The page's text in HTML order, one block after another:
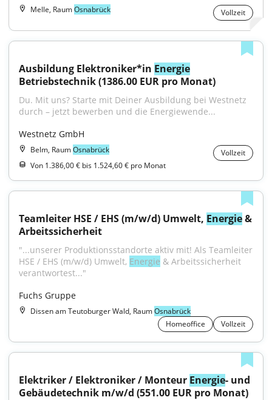
Melle, RaumOsnabrück Vollzeit
Ausbildung Elektroniker*in Energie
Betriebstechnik (1386.00 EUR pro Monat)
Du. Mit uns? Starte mit Deiner Ausbildung bei Westnetz
durch – jetzt bewerben und die Energiewende...
Westnetz GmbH
Belm, RaumOsnabrück
Vollzeit
Von 1.386,00 € bis 1.524,60 € pro Monat
Teamleiter HSE / EHS (m/w/d) Umwelt, Energie &
Arbeitssicherheit
"...unserer Produktionsstandorte aktiv mit! Als Teamleiter
HSE / EHS (m/w/d) Umwelt, Energie & Arbeitssicherheit
verantwortest..."
Fuchs Gruppe
Dissen am Teutoburger Wald, RaumOsnabrück
Homeoffice
Vollzeit
Elektriker / Elektroniker / Monteur Energie- und
Gebäudetechnik m/w/d (551.00 EUR pro Monat)